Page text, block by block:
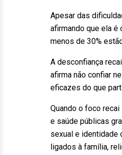
Apesar das
afirmando que ela
menos de 30%
A desconfiança
afirma não confiar
eficazes do que
Quando o foco
e saúde públicas
sexual e identidade
ligados à família,